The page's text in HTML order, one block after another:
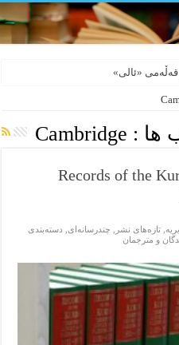
«ئالی»
چەند شەممەیە!
ها : Cambridge
Records of the
,تازەهای نشر چندرسانه‌ای
دسته‌بندی
و مترجمان